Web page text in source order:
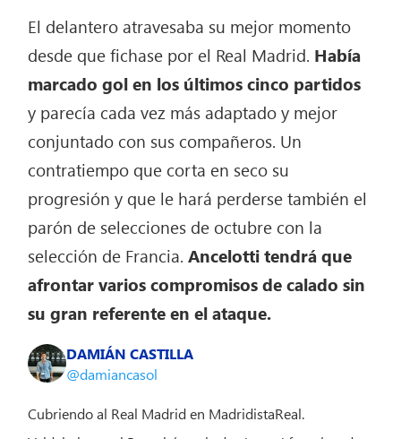
El delantero atravesaba su mejor momento
desde que fichase por el Real Madrid. Había
marcado gol en los últimos cinco partidos
y parecía cada vez más adaptado y mejor
conjuntado con sus compañeros. Un
contratiempo que corta en seco su
progresión y que le hará perderse también el
parón de selecciones de octubre con la
selección de Francia.Ancelotti tendrá que
afrontar varios compromisos de calado sin
su gran referente en el ataque.
DAMIÁN CASTILLA
@damiancasol
Cubriendo al Real Madrid en MadridistaReal.